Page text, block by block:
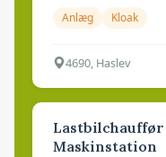
Anlæg Kloak
4690, Haslev
Lastbilchauffør
Maskinstation